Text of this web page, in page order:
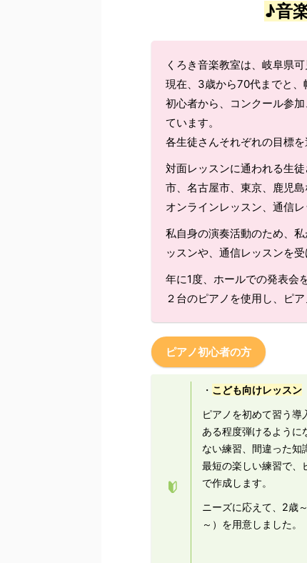
♪音
くろき音楽教室は、岐阜県
現在、3歳から70代までと、
初心者から、コンクール参
ています。
各生徒さんそれぞれの目標
対面レッスンに通われる生
市、名古屋市、東京、鹿児島
オンラインレッスン、通信
私自身の演奏活動のため、
ッスンや、通信レッスンを受
年に1度、ホールでの発表会
２台のピアノを使用し、ピ
ピアノ初心者の方
・ こども向けレッスン
ピアノを初めて習う導
ある程度弾けるように
ない練習、間違った知
最短の楽しい練習で、
で作成します。
ニーズに応えて、2歳
～）を用意しました。